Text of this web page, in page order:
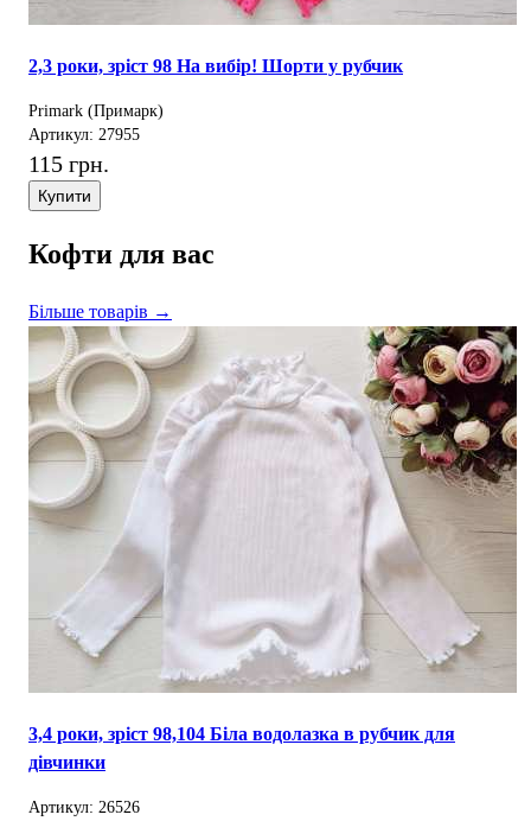
2,3 роки, зріст 98 На вибір! Шорти у рубчик
Primark (Примарк)
Артикул: 27955
115 грн.
Купити
Кофти для вас
Більше товарів →
3,4 роки, зріст 98,104 Біла водолазка в рубчик для
дівчинки
Артикул: 26526